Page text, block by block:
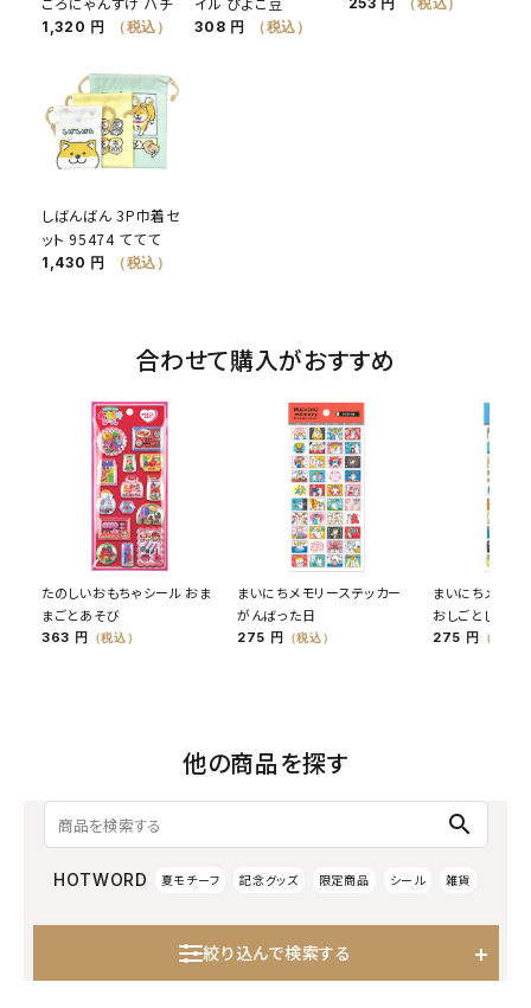
1,320 円 （税込） 308 円 （税込）
しばんばん 3P巾着セ
ット 95474 ててて
1,430 円 （税込）
合わせて購入がおすすめ
たのしいおもちゃシール おま
まごとあそび
363 円 （税込）
まいにちメモリーステッカー
がんばった日
275 円 （税込）
まいにちメモリ
おしごとした日
275 円 （税込）
他の商品を探す
search
HOTWORD 夏モチーフ 記念グッズ 限定商品 シール 雑貨
絞り込んで検索する